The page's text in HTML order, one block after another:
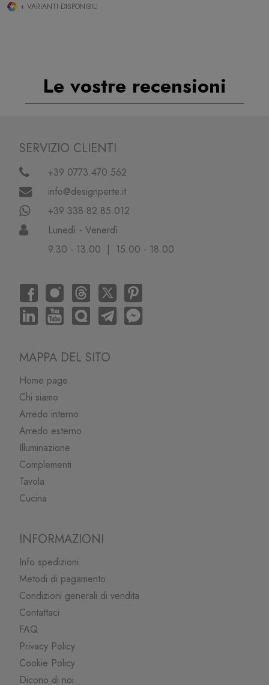
+ VARIANTI DISPONIBILI
Le vostre recensioni
SERVIZIO CLIENTI
+39 0773.470.562
info@designperte.it
+39 338.82.85.012
Lunedì - Venerdì
9.30 - 13.00 | 15.00 - 18.00
MAPPA DEL SITO
Home page
Chi siamo
Arredo interno
Arredo esterno
Illuminazione
Complementi
Tavola
Cucina
INFORMAZIONI
Info spedizioni
Metodi di pagamento
Condizioni generali di vendita
Contattaci
FAQ
Privacy Policy
Cookie Policy
Dicono di noi